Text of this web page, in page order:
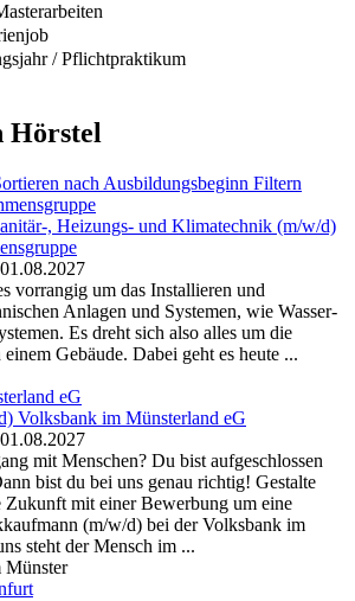
/ Pflichtpraktikum
Hörstel
nach Ausbildungsbeginn Filtern
, Heizungs- und Klimatechnik (m/w/d)
01.08.2027
vorrangig um das Installieren und
Anlagen und Systemen, wie Wasser-
Es dreht sich also alles um die
Gebäude. Dabei geht es heute ...
Volksbank im Münsterland eG
01.08.2027
mit Menschen? Du bist aufgeschlossen
bist du bei uns genau richtig! Gestalte
Zukunft mit einer Bewerbung um eine
(m/w/d) bei der Volksbank im
steht der Mensch im ...
Münster